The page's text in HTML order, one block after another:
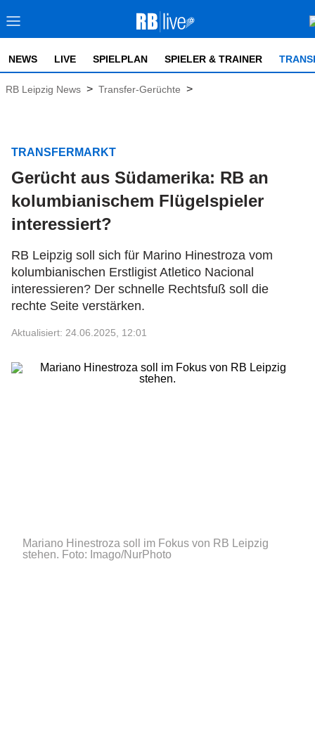
NEWS LIVE SPIELPLAN SPIELER & TRAINER
RB Leipzig News > Transfer-Gerüchte >
TRANSFERMARKT
Gerücht aus Südamerika: RB an
kolumbianischem Flügelspieler
interessiert?
RB Leipzig soll sich für Marino Hinestroza vom
kolumbianischen Erstligist Atletico Nacional
interessieren? Der schnelle Rechtsfuß soll die
rechte Seite verstärken.
Aktualisiert: 24.06.2025, 12:01
Mariano Hinestroza soll im Fokus von RB Leipzig
stehen. Foto: Imago/NurPhoto